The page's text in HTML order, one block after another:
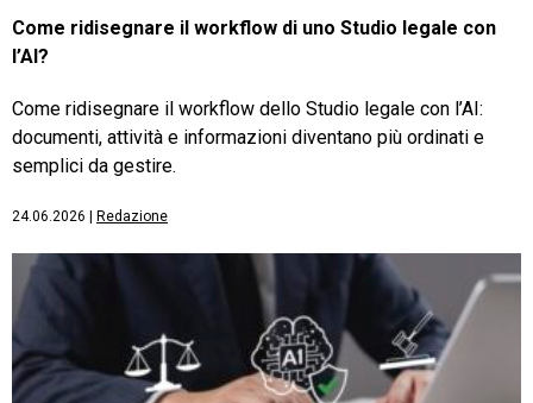
Come ridisegnare il workflow di uno Studio legale con
l’AI?
Come ridisegnare il workflow dello Studio legale con l’AI:
documenti, attività e informazioni diventano più ordinati e
semplici da gestire.
24.06.2026 Redazione